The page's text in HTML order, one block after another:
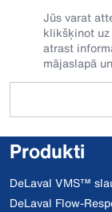
Jūs varat
klikšķinot
atrast
mājaslapā
Produkti
DeLaval VMS™
DeLaval Flow-